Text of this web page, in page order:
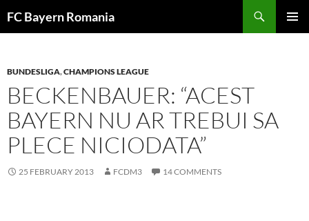
toFC Bayern Romania
BUNDESLIGA,CHAMPIONS LEAGUE
BECKENBAUER: “ACEST
BAYERN NU AR TREBUI SA
PLECE NICIODATA”
25 FEBRUARY 2013 FCDM3 14 COMMENTS